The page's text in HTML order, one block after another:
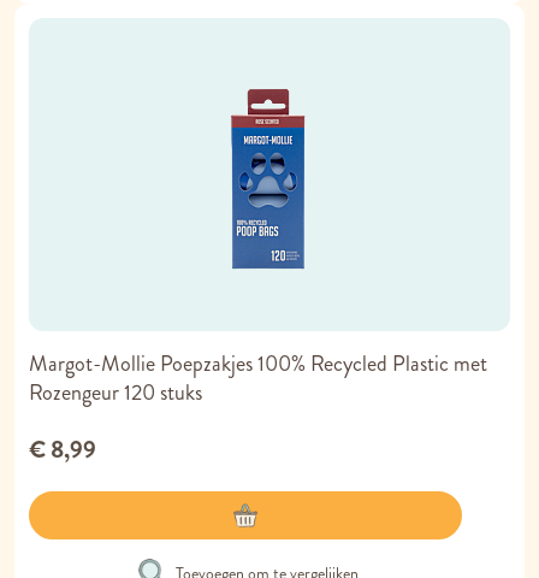
Margot-Mollie Poepzakjes 100% Recycled Plastic met
Rozengeur 120 stuks
€ 8,99